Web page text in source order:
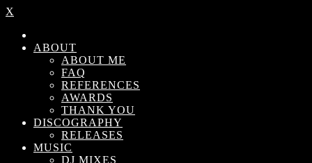
X
ABOUT
ABOUT ME
FAQ
REFERENCES
AWARDS
THANK YOU
DISCOGRAPHY
RELEASES
MUSIC
DJ MIXES